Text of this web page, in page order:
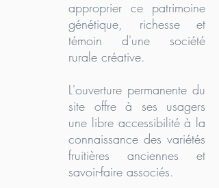
approprier ce patrimoine
génétique, richesse et
témoin d'une société
rurale créative.
L'ouverture permanente du
site offre à ses usagers
une libre accessibilité à la
connaissance des variétés
fruitières anciennes et
savoir-faire associés.